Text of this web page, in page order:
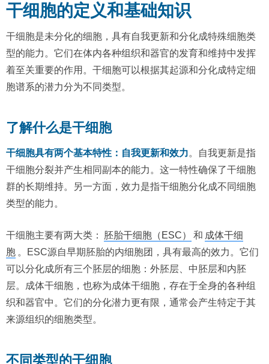
干细胞的定义和基础知识
干细胞是未分化的细胞，具有自我更新和分化成特殊细胞类
型的能力。它们在体内各种组织和器官的发育和维持中发挥
着至关重要的作用。干细胞可以根据其起源和分化成特定细
胞谱系的潜力分为不同类型。
了解什么是干细胞
干细胞具有两个基本特性：自我更新和效力。自我更新是指
干细胞分裂并产生相同副本的能力。这一特性确保了干细胞
群的长期维持。另一方面，效力是指干细胞分化成不同细胞
类型的能力。
干细胞主要有两大类： 胚胎干细胞（ESC） 和 成体干细
胞 。ESC源自早期胚胎的内细胞团，具有最高的效力。它们
可以分化成所有三个胚层的细胞：外胚层、中胚层和内胚
层。成体干细胞，也称为成体干细胞，存在于全身的各种组
织和器官中。它们的分化潜力更有限，通常会产生特定于其
来源组织的细胞类型。
不同类型的干细胞